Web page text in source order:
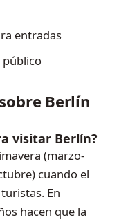
entradas
Berlín
visitar Berlín?
(marzo-
cuando el
En
hacen que la